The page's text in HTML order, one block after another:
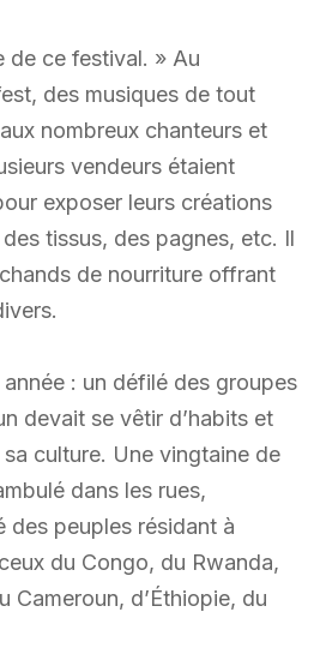
de ce festival. » Au
des musiques de tout
nombreux chanteurs et
vendeurs étaient
exposer leurs créations
tissus, des pagnes, etc. Il
de nourriture offrant
: un défilé des groupes
devait se vêtir d’habits et
culture. Une vingtaine de
dans les rues,
des peuples résidant à
du Congo, du Rwanda,
Cameroun, d’Éthiopie, du